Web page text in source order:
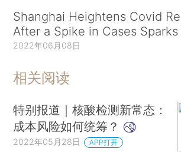
Shanghai Heightens Covid
After a Spike in Cases
2022年06月08日
相关阅读
特别报道｜核酸检测新常态：
成本风险如何统筹？
2022年05月28日 APP打开